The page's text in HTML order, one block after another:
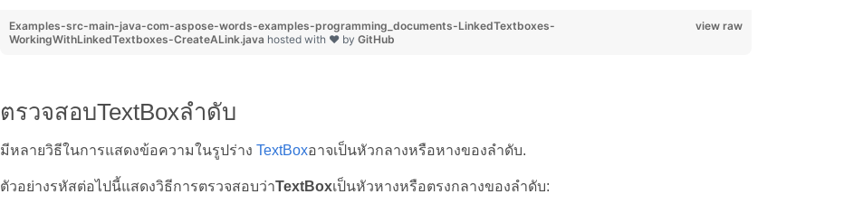
view raw
Examples-src-main-java-com-aspose-words-examples-programming_documents-LinkedTextboxes-
WorkingWithLinkedTextboxes-CreateALink.java hosted with ❤ by GitHub
ตรวจสอบTextBoxลำดับ
มีหลายวิธีในการแสดงข้อความในรูปร่าง TextBoxอาจเป็นหัวกลางหรือหางของลำดับ.
ตัวอย่างรหัสต่อไปนี้แสดงวิธีการตรวจสอบว่าTextBoxเป็นหัวหางหรือตรงกลางของลำดับ: